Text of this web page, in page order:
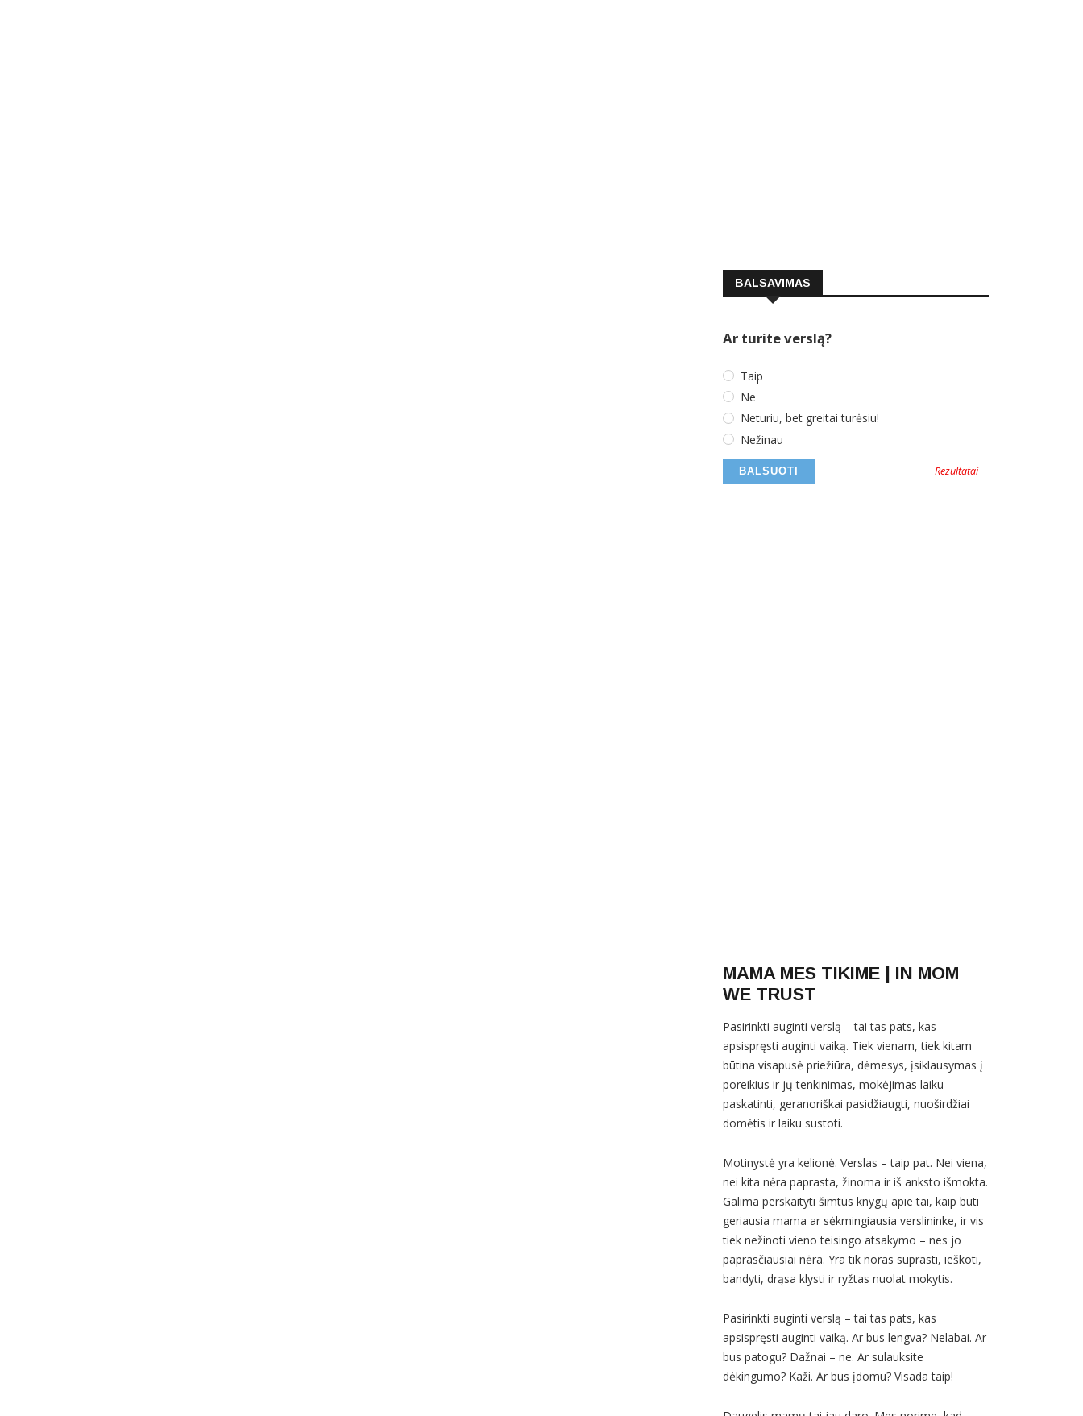
BALSAVIMAS
Ar turite verslą?
Taip
Ne
Neturiu, bet greitai turėsiu!
Nežinau
Rezultatai
MAMA MES TIKIME | IN MOM
WE TRUST
Pasirinkti auginti verslą – tai tas pats, kas
apsispręsti auginti vaiką. Tiek vienam, tiek kitam
būtina visapusė priežiūra, dėmesys, įsiklausymas į
poreikius ir jų tenkinimas, mokėjimas laiku
paskatinti, geranoriškai pasidžiaugti, nuoširdžiai
domėtis ir laiku sustoti.
Motinystė yra kelionė. Verslas – taip pat. Nei viena,
nei kita nėra paprasta, žinoma ir iš anksto išmokta.
Galima perskaityti šimtus knygų apie tai, kaip būti
geriausia mama ar sėkmingiausia verslininke, ir vis
tiek nežinoti vieno teisingo atsakymo – nes jo
paprasčiausiai nėra. Yra tik noras suprasti, ieškoti,
bandyti, drąsa klysti ir ryžtas nuolat mokytis.
Pasirinkti auginti verslą – tai tas pats, kas
apsispręsti auginti vaiką. Ar bus lengva? Nelabai. Ar
bus patogu? Dažnai – ne. Ar sulauksite
dėkingumo? Kaži. Ar bus įdomu? Visada taip!